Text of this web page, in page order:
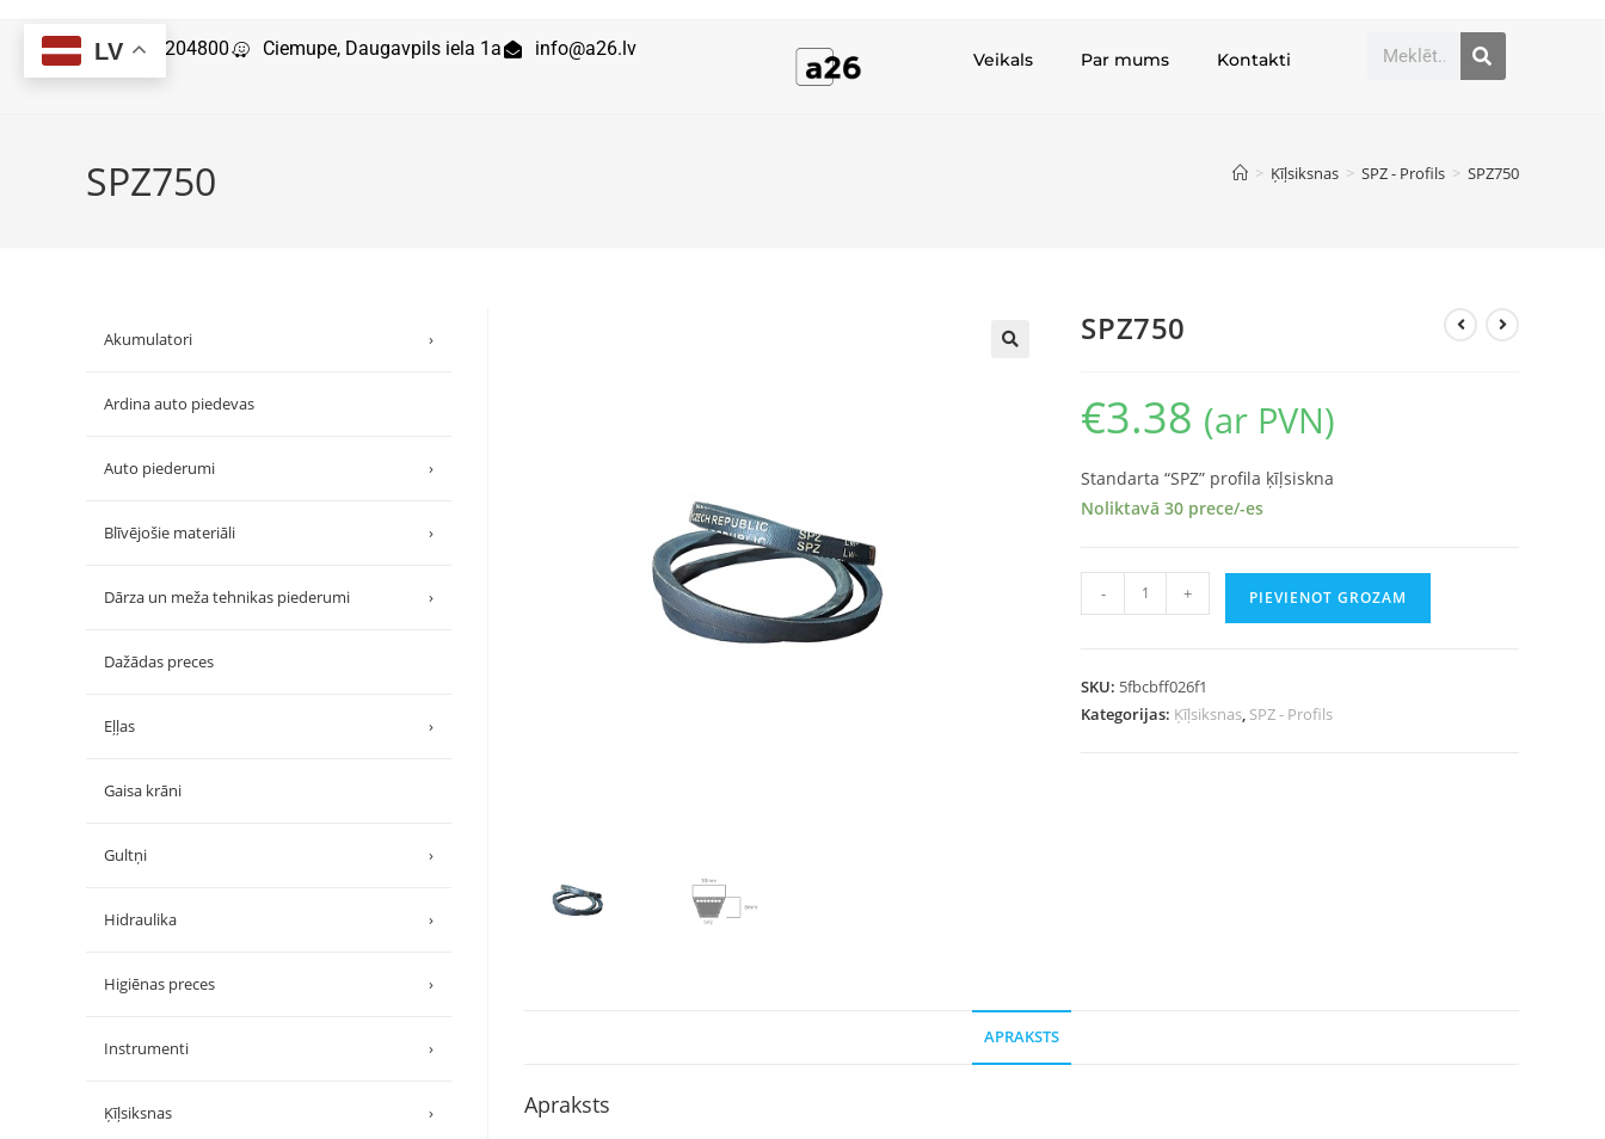
29204800 Ciemupe, Daugavpils iela 1a info@a26.lv Veikals Par mums Kontakti
SPZ750 > Ķīļsiksnas > SPZ - Profils > SPZ750
SPZ750
€3.38 (ar PVN)
Standarta “SPZ” profila ķīļsiskna
Noliktavā 30 prece/-es
- + PIEVIENOT GROZAM
SKU: 5fbcbff026f1
Kategorijas: Ķīļsiksnas, SPZ - Profils
APRAKSTS
Apraksts
Akumulatori ›
Ardina auto piedevas
Auto piederumi ›
Blīvējošie materiāli ›
Dārza un meža tehnikas piederumi ›
Dažādas preces
Eļļas ›
Gaisa krāni
Gultņi ›
Hidraulika ›
Higiēnas preces ›
Instrumenti ›
Ķīļsiksnas ›
LV